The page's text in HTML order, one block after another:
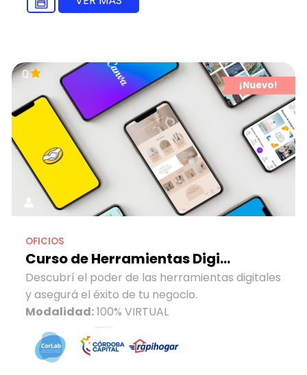
0
¡Nuevo!
OFICIOS
Curso de Herramientas Digi...
Descubrí el poder de las herramientas digitales
y asegurá el éxito de tu negocio.
Modalidad:100% VIRTUAL